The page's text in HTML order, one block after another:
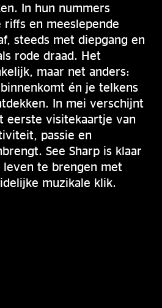
In hun nummers
en meeslepende
steeds met diepgang en
rode draad. Het
maar net anders:
én je telkens
In mei verschijnt
eerste visitekaartje van
passie en
See Sharp is klaar
te brengen met
muzikale klik.